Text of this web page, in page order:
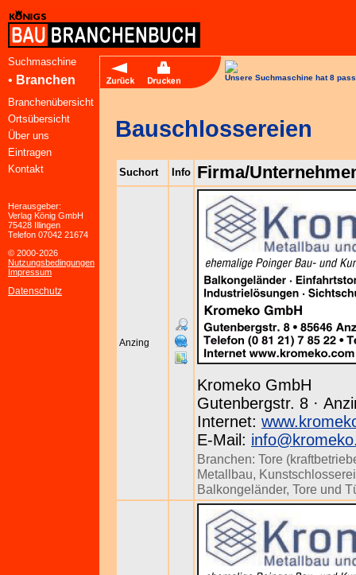
Suchmaschine
• Branchen
Branchenübersicht
Ortsübersicht
Über uns
Eintragen
Kontakt
Herausgeber:
Verlag König GmbH
75428 Illingen
Telefon 07042 21674
© 2000-2026
Nutzungsbedingungen
Impressum
Datenschutz
Unsere Suchmaschine hat 8
Bauschlossereien
Suchort Info Firma/
Anzing
Kromeko GmbH
Gutenbergstr. 8 ·
Internet:
E-Mail:
Branchen: Tore
Metallbau,
Balkongeländer, Tore und